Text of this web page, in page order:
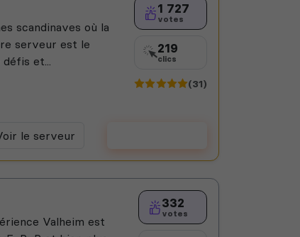
scandinaves où la
serveur est le
et...
1 727
votes
219
clics
(31)
le serveur
Valheim est
332
votes